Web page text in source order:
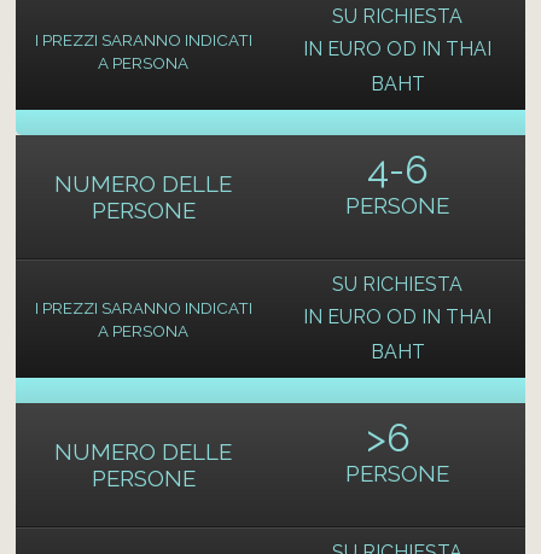
I PREZZI SARANNO INDICATI
A PERSONA
SU RICHIESTA
IN EURO OD IN THAI
BAHT
NUMERO DELLE
PERSONE
I PREZZI SARANNO INDICATI
A PERSONA
4-6
PERSONE
SU RICHIESTA
IN EURO OD IN THAI
BAHT
NUMERO DELLE
PERSONE
>6
PERSONE